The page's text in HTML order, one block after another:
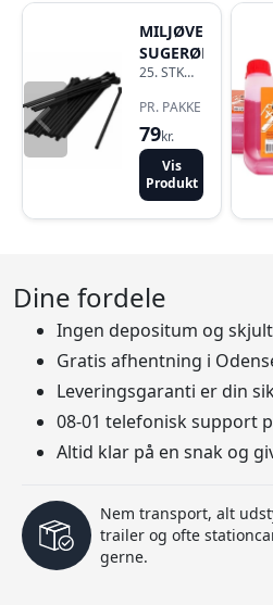
MILJØVENLIG
SUGERØR
25. STK
PR. PAKKE
79kr.
Vis
Produkt
Dine fordele
Ingen depositum og
Gratis afhentning i
Leveringsgaranti er din
08-01 telefonisk support
Altid klar på en snak og
Nem transport, alt
trailer og ofte
gerne.